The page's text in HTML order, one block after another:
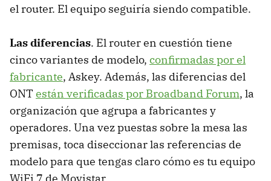
el router. El equipo seguiría siendo compatible.
Las diferencias. El router en cuestión tiene
cinco variantes de modelo, confirmadas por el
fabricante, Askey. Además, las diferencias del
ONTestán verificadas por Broadband Forum, la
organización que agrupa a fabricantes y
operadores. Una vez puestas sobre la mesa las
premisas, toca diseccionar las referencias de
modelo para que tengas claro cómo es tu equipo